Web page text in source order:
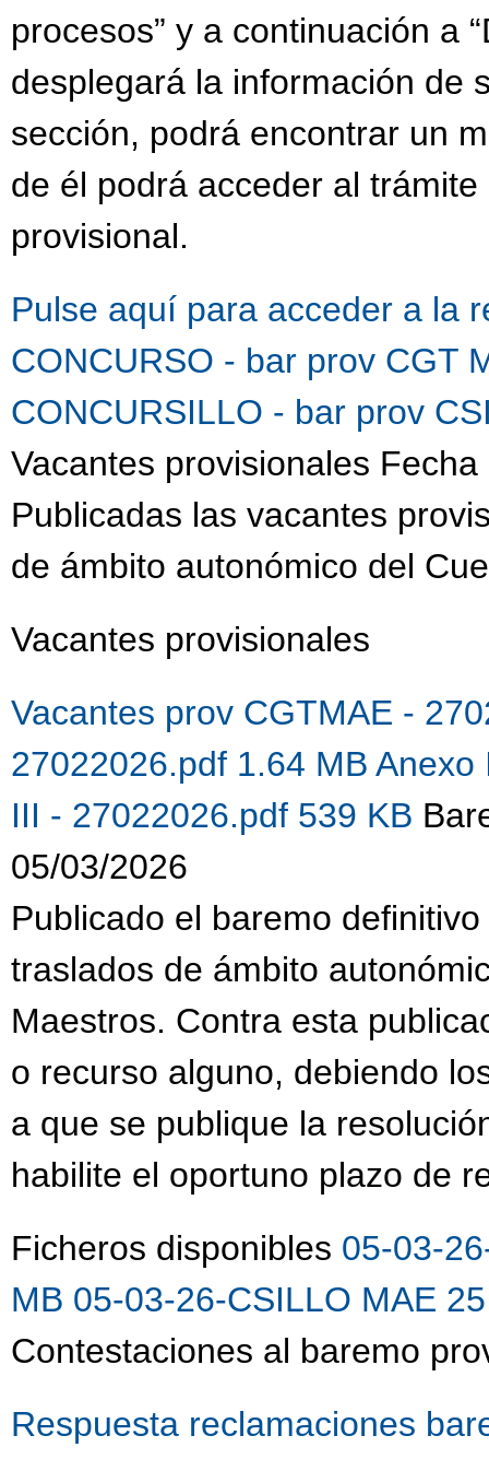
procesos” y a continuación a
desplegará la información de
sección, podrá encontrar un
de él podrá acceder al
provisional.
Pulse aquí para acceder a la
CONCURSO - bar prov CGT
CONCURSILLO - bar prov
Vacantes provisionales
Publicadas las vacantes
de ámbito autonómico del
Vacantes provisionales
Vacantes prov CGTMAE -
27022026.pdf 1.64 MB Anexo
III - 27022026.pdf 539 KB
05/03/2026
Publicado el baremo
traslados de ámbito
Maestros. Contra esta
o recurso alguno, debiendo
a que se publique la
habilite el oportuno plazo de
Ficheros disponibles 05-03-
MB 05-03-26-CSILLO MAE
Contestaciones al baremo
Respuesta reclamaciones